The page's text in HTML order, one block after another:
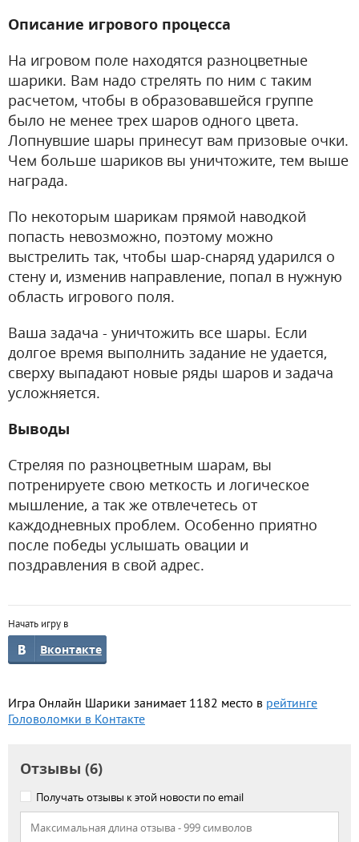
Описание игрового процесса
На игровом поле находятся разноцветные
шарики. Вам надо стрелять по ним с таким
расчетом, чтобы в образовавшейся группе
было не менее трех шаров одного цвета.
Лопнувшие шары принесут вам призовые очки.
Чем больше шариков вы уничтожите, тем выше
награда.
По некоторым шарикам прямой наводкой
попасть невозможно, поэтому можно
выстрелить так, чтобы шар-снаряд ударился о
стену и, изменив направление, попал в нужную
область игрового поля.
Ваша задача - уничтожить все шары. Если
долгое время выполнить задание не удается,
сверху выпадают новые ряды шаров и задача
усложняется.
Выводы
Стреляя по разноцветным шарам, вы
потренируете свою меткость и логическое
мышление, а так же отвлечетесь от
каждодневных проблем. Особенно приятно
после победы услышать овации и
поздравления в свой адрес.
Начать игру в
Вконтакте
Игра Онлайн Шарики занимает 1182 место в рейтинге
Головоломки в Контакте
Отзывы (6)
Получать отзывы к этой новости по email